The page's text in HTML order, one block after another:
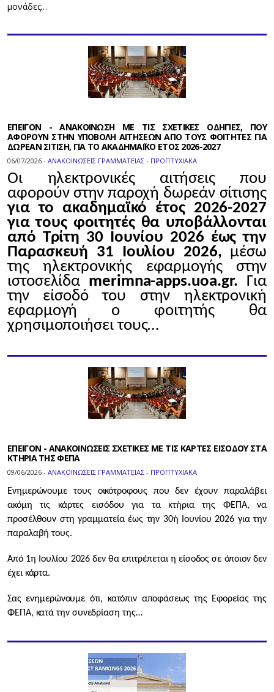
μονάδες…
ΕΠΕΙΓΟΝ - ΑΝΑΚΟΙΝΩΣΗ ΜΕ ΤΙΣ ΣΧΕΤΙΚΕΣ ΟΔΗΓΙΕΣ, ΠΟΥ
ΑΦΟΡΟΥΝ ΣΤΗΝ ΥΠΟΒΟΛΗ ΑΙΤΗΣΕΩΝ ΑΠΟ ΤΟΥΣ ΦΟΙΤΗΤΕΣ ΓΙΑ
ΔΩΡΕΑΝ ΣΙΤΙΣΗ, ΓΙΑ ΤΟ ΑΚΑΔΗΜΑΪΚΟ ΕΤΟΣ 2026-2027
06/07/2026 - ΑΝΑΚΟΙΝΩΣΕΙΣ ΓΡΑΜΜΑΤΕΙΑΣ - ΠΡΟΠΤΥΧΙΑΚΑ
Οι ηλεκτρονικές αιτήσεις που
αφορούν στην παροχή δωρεάν σίτισης
για το ακαδημαϊκό έτος 2026-2027
για τους φοιτητές θα υποβάλλονται
από Τρίτη 30 Ιουνίου 2026 έως την
Παρασκευή 31 Ιουλίου 2026, μέσω
της ηλεκτρονικής εφαρμογής στην
ιστοσελίδα merimna-apps.uoa.gr. Για
την είσοδό του στην ηλεκτρονική
εφαρμογή ο φοιτητής θα
χρησιμοποιήσει τους…
ΕΠΕΙΓΟΝ - ΑΝΑΚΟΙΝΩΣΕΙΣ ΣΧΕΤΙΚΕΣ ΜΕ ΤΙΣ ΚΑΡΤΕΣ ΕΙΣΟΔΟΥ ΣΤΑ
ΚΤΗΡΙΑ ΤΗΣ ΦΕΠΑ
09/06/2026 - ΑΝΑΚΟΙΝΩΣΕΙΣ ΓΡΑΜΜΑΤΕΙΑΣ - ΠΡΟΠΤΥΧΙΑΚΑ
Ενημερώνουμε τους οικότροφους που δεν έχουν παραλάβει
ακόμη τις κάρτες εισόδου για τα κτήρια της ΦΕΠΑ, να
προσέλθουν στη γραμματεία έως την 30ή Ιουνίου 2026 για την
παραλαβή τους.
Από 1η Ιουλίου 2026 δεν θα επιτρέπεται η είσοδος σε όποιον δεν
έχει κάρτα.
Σας ενημερώνουμε ότι, κατόπιν αποφάσεως της Εφορείας της
ΦΕΠΑ, κατά την συνεδρίαση της…